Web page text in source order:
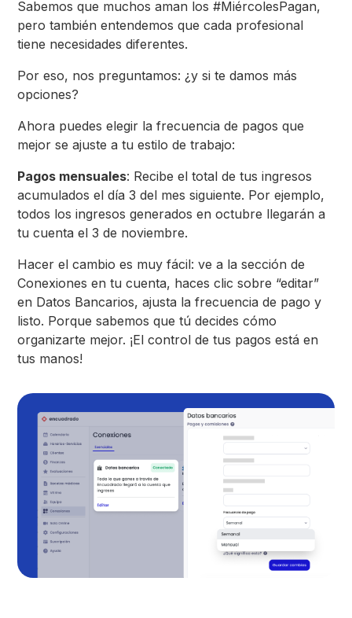
Sabemos que muchos aman los #MiércolesPagan,
pero también entendemos que cada profesional
tiene necesidades diferentes.
Por eso, nos preguntamos: ¿y si te damos más
opciones?
Ahora puedes elegir la frecuencia de pagos que
mejor se ajuste a tu estilo de trabajo:
Pagos mensuales: Recibe el total de tus ingresos
acumulados el día 3 del mes siguiente. Por ejemplo,
todos los ingresos generados en octubre llegarán a
tu cuenta el 3 de noviembre.
Hacer el cambio es muy fácil: ve a la sección de
Conexiones en tu cuenta, haces clic sobre “editar”
en Datos Bancarios, ajusta la frecuencia de pago y
listo. Porque sabemos que tú decides cómo
organizarte mejor. ¡El control de tus pagos está en
tus manos!